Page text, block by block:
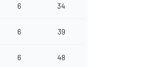
6 34
6 39
6 48